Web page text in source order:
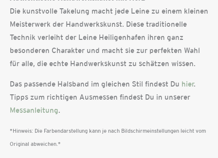
Die kunstvolle Takelung macht jede Leine zu einem kleinen
Meisterwerk der Handwerkskunst. Diese traditionelle
Technik verleiht der Leine Heiligenhafen ihren ganz
besonderen Charakter und macht sie zur perfekten Wahl
für alle, die echte Handwerkskunst zu schätzen wissen.
Das passende Halsband im gleichen Stil findest Du hier.
Tipps zum richtigen Ausmessen findest Du in unserer
Messanleitung.
*Hinweis: Die Farbendarstellung kann je nach Bildschirmeinstellungen leicht vom
Original abweichen.*